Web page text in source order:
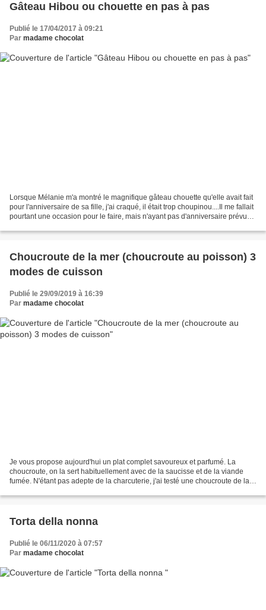
Gâteau Hibou ou chouette en pas à pas
Publié le 17/04/2017 à 09:21
Par madame chocolat
Lorsque Mélanie m'a montré le magnifique gâteau chouette qu'elle avait fait
pour l'anniversaire de sa fille, j'ai craqué, il était trop choupinou....Il me fallait
pourtant une occasion pour le faire, mais n'ayant pas d'anniversaire prévu
Choucroute de la mer (choucroute au poisson) 3
modes de cuisson
Publié le 29/09/2019 à 16:39
Par madame chocolat
Je vous propose aujourd'hui un plat complet savoureux et parfumé. La
choucroute, on la sert habituellement avec de la saucisse et de la viande
fumée. N'étant pas adepte de la charcuterie, j'ai testé une choucroute de la
Torta della nonna
Publié le 06/11/2020 à 07:57
Par madame chocolat